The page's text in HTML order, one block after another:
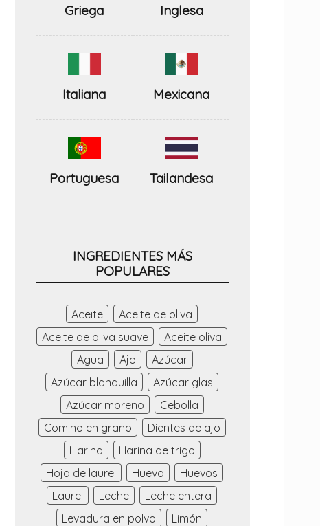
Griega Inglesa
Italiana Mexicana
Portuguesa Tailandesa
INGREDIENTES MÁS
POPULARES
Aceite
Aceite de oliva
Aceite de oliva suave
Aceite oliva
Agua
Ajo
Azúcar
Azúcar blanquilla
Azúcar glas
Azúcar moreno
Cebolla
Comino en grano
Dientes de ajo
Harina
Harina de trigo
Hoja de laurel
Huevo
Huevos
Laurel
Leche
Leche entera
Levadura en polvo
Limón